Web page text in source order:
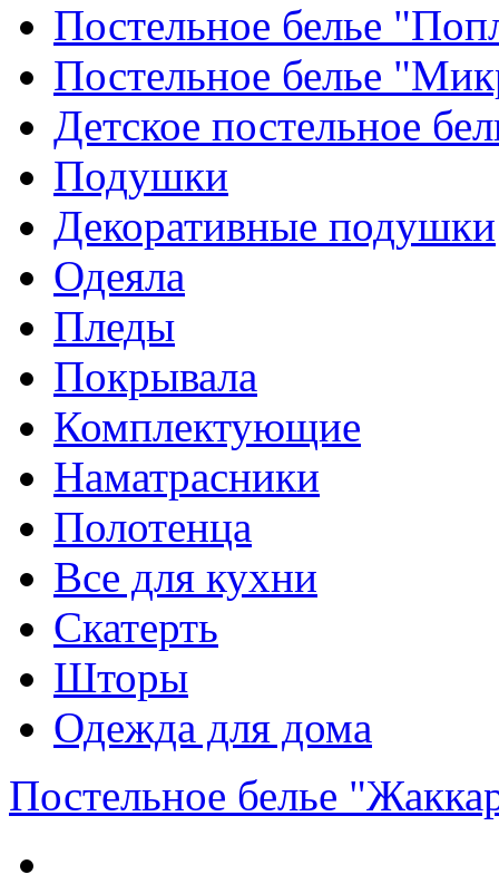
Постельное белье
Постельное белье
Детское постельное
Подушки
Декоративные подушки
Одеяла
Пледы
Покрывала
Комплектующие
Наматрасники
Полотенца
Все для кухни
Скатерть
Шторы
Одежда для дома
Постельное белье